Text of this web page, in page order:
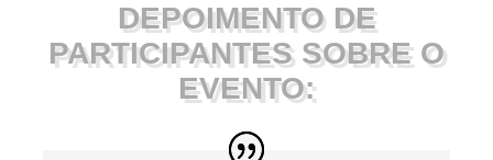
DEPOIMENTO DE
PARTICIPANTES SOBRE O
EVENTO: